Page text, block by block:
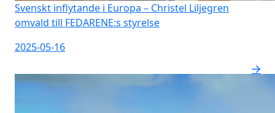
Svenskt inflytande i Europa – Christel Liljegren
omvald till FEDARENE:s styrelse
2025-05-16